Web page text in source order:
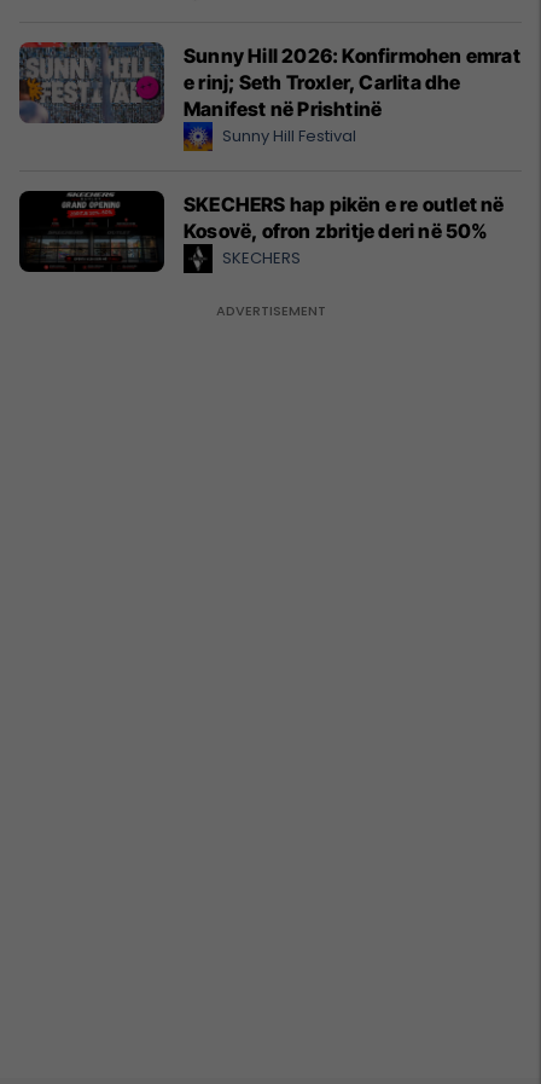
Sunny Hill 2026: Konfirmohen emrat
e rinj; Seth Troxler, Carlita dhe
Manifest në Prishtinë
Sunny Hill Festival
SKECHERS hap pikën e re outlet në
Kosovë, ofron zbritje deri në 50%
SKECHERS